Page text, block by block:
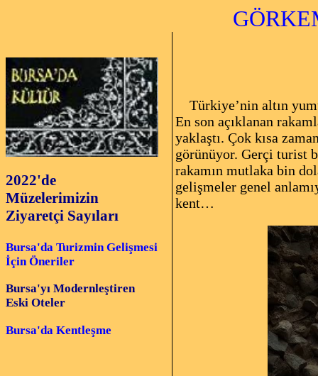
2022'de
Müzelerimizin
Ziyaretçi Sayıları
Bursa'da Turizmin Gelişmesi
İçin Öneriler
Bursa'yı Modernleştiren
Eski Oteler
Bursa'da Kentleşme
Türkiye’nin altın
En son açıklanan
yaklaştı. Çok kısa
görünüyor. Gerçi turist
rakamın mutlaka bin
gelişmeler genel
kent…